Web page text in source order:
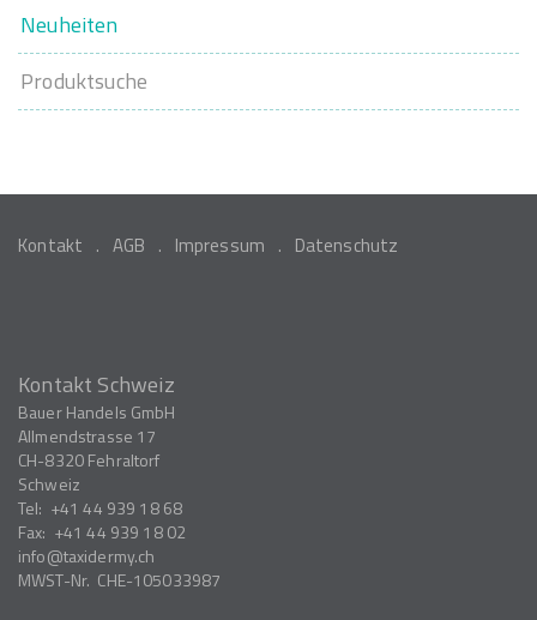
Neuheiten
Produktsuche
Kontakt AGB Impressum Datenschutz
Kontakt Schweiz
Bauer Handels GmbH
Allmendstrasse 17
CH-8320Fehraltorf
Schweiz
Tel: +41 44 939 18 68
Fax: +41 44 939 18 02
info
taxidermy.ch
MWST-Nr. CHE-105033987